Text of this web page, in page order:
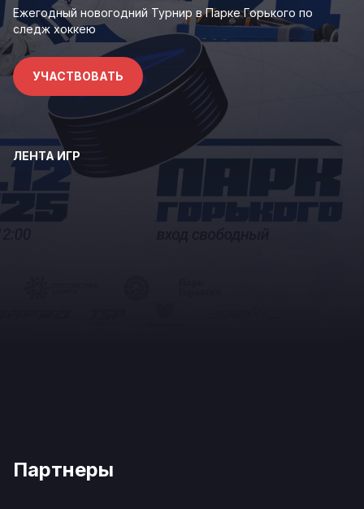
Ежегодный новогодний Турнир в Парке Горького по
следж хоккею
УЧАСТВОВАТЬ
ЛЕНТА ИГР
Партнеры